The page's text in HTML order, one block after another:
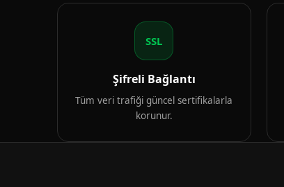
SSL
Şifreli Bağlantı
Tüm veri trafiği güncel sertifikalarla
korunur.